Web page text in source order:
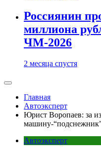
Россиянин
миллиона
ЧМ-2026
2 месяца спустя
Главная
Автоэксперт
Юрист Воропаев: за
машину-
Автоэксперт